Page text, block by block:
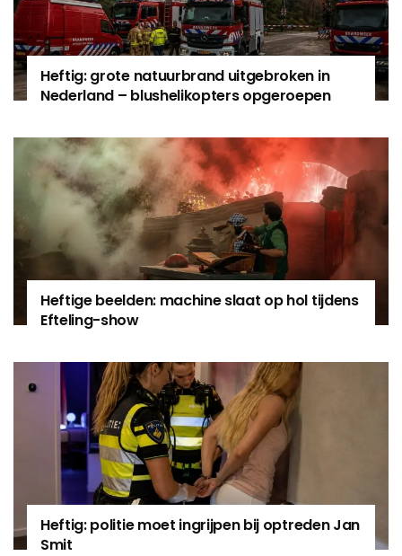
Heftig: grote natuurbrand uitgebroken in
Nederland – blushelikopters opgeroepen
Heftige beelden: machine slaat op hol tijdens
Efteling-show
Heftig: politie moet ingrijpen bij optreden Jan
Smit